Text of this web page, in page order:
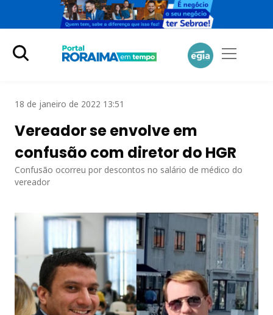
18 de janeiro de 2022 13:51
Vereador se envolve em
confusão com diretor do HGR
Confusão ocorreu por descontos no salário de médico do
vereador